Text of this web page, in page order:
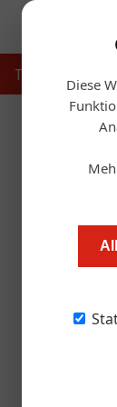
Diese
Touristik